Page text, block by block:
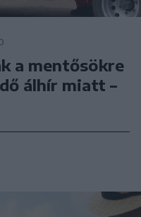
a mentősökre
álhír miatt –